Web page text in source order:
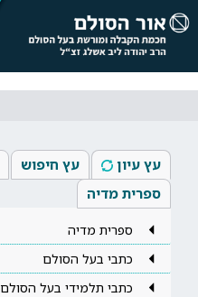
עץ עיון עץ חיפוש
ספרית מדיה
ספרית מדיה
כתבי בעל הסולם
כתבי תלמידי בעל הסולם